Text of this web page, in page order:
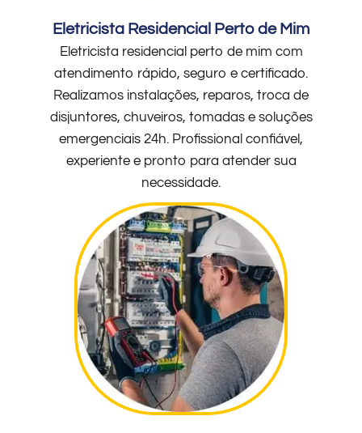
Eletricista Residencial Perto de Mim
Eletricista residencial perto de mim com
atendimento rápido, seguro e certificado.
Realizamos instalações, reparos, troca de
disjuntores, chuveiros, tomadas e soluções
emergenciais 24h. Profissional confiável,
experiente e pronto para atender sua
necessidade.